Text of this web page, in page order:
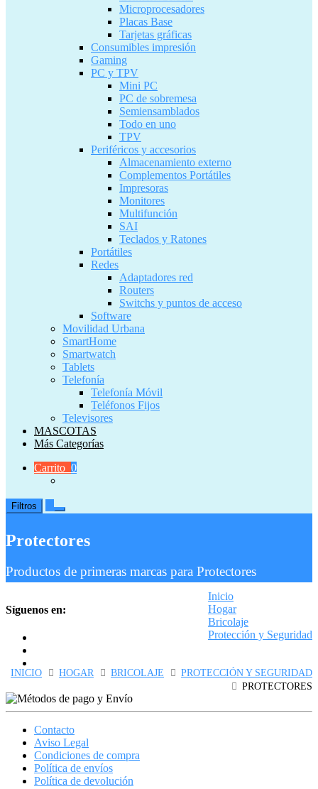
Microprocesadores
Placas Base
Tarjetas gráficas
Consumibles impresión
Gaming
PC y TPV
Mini PC
PC de sobremesa
Semiensamblados
Todo en uno
TPV
Periféricos y accesorios
Almacenamiento externo
Complementos Portátiles
Impresoras
Monitores
Multifunción
SAI
Teclados y Ratones
Portátiles
Redes
Adaptadores red
Routers
Switchs y puntos de acceso
Software
Movilidad Urbana
SmartHome
Smartwatch
Tablets
Telefonía
Telefonía Móvil
Teléfonos Fijos
Televisores
MASCOTAS
Más Categorías
Carrito 0
Filtros
Protectores
Productos de primeras marcas para Protectores
Inicio
Hogar
Bricolaje
Protección y Seguridad
INICIO HOGAR BRICOLAJE
PROTECCIÓN Y SEGURIDAD
PROTECTORES
Síguenos en:
Contacto
Aviso Legal
Condiciones de compra
Política de envíos
Política de devolución